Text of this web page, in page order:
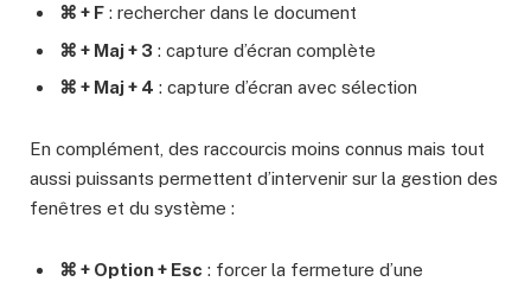
⌘ + F : rechercher dans le document
⌘ + Maj + 3 : capture d’écran complète
⌘ + Maj + 4 : capture d’écran avec sélection
En complément, des raccourcis moins connus mais tout
aussi puissants permettent d’intervenir sur la gestion des
fenêtres et du système :
⌘ + Option + Esc : forcer la fermeture d’une